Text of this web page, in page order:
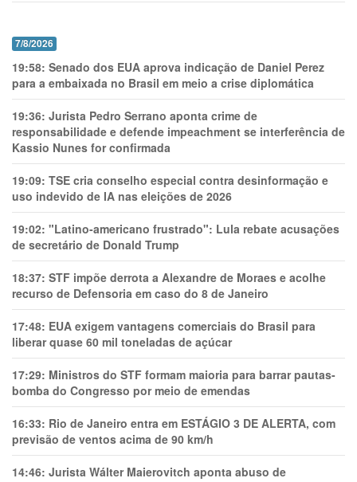
7/8/2026
19:58: Senado dos EUA aprova indicação de Daniel Perez
para a embaixada no Brasil em meio a crise diplomática
19:36: Jurista Pedro Serrano aponta crime de
responsabilidade e defende impeachment se interferência de
Kassio Nunes for confirmada
19:09: TSE cria conselho especial contra desinformação e
uso indevido de IA nas eleições de 2026
19:02: "Latino-americano frustrado": Lula rebate acusações
de secretário de Donald Trump
18:37: STF impõe derrota a Alexandre de Moraes e acolhe
recurso de Defensoria em caso do 8 de Janeiro
17:48: EUA exigem vantagens comerciais do Brasil para
liberar quase 60 mil toneladas de açúcar
17:29: Ministros do STF formam maioria para barrar pautas-
bomba do Congresso por meio de emendas
16:33: Rio de Janeiro entra em ESTÁGIO 3 DE ALERTA, com
previsão de ventos acima de 90 km/h
14:46: Jurista Wálter Maierovitch aponta abuso de